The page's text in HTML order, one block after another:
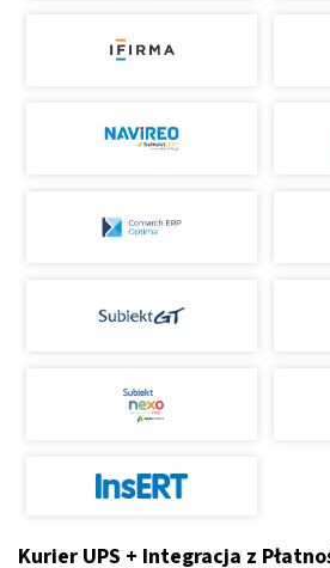
Kurier UPS + Integracja z